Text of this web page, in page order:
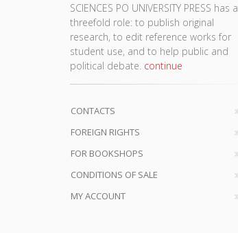
SCIENCES PO UNIVERSITY PRESS has a
threefold role: to publish original
research, to edit reference works for
student use, and to help public and
political debate. continue
CONTACTS
FOREIGN RIGHTS
FOR BOOKSHOPS
CONDITIONS OF SALE
MY ACCOUNT